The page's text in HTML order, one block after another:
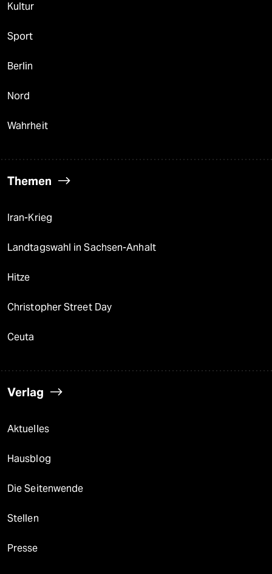
Kultur
Sport
Berlin
Nord
Wahrheit
Themen
Iran-Krieg
Landtagswahl in Sachsen-Anhalt
Hitze
Christopher Street Day
Ceuta
Verlag
Aktuelles
Hausblog
Die Seitenwende
Stellen
Presse